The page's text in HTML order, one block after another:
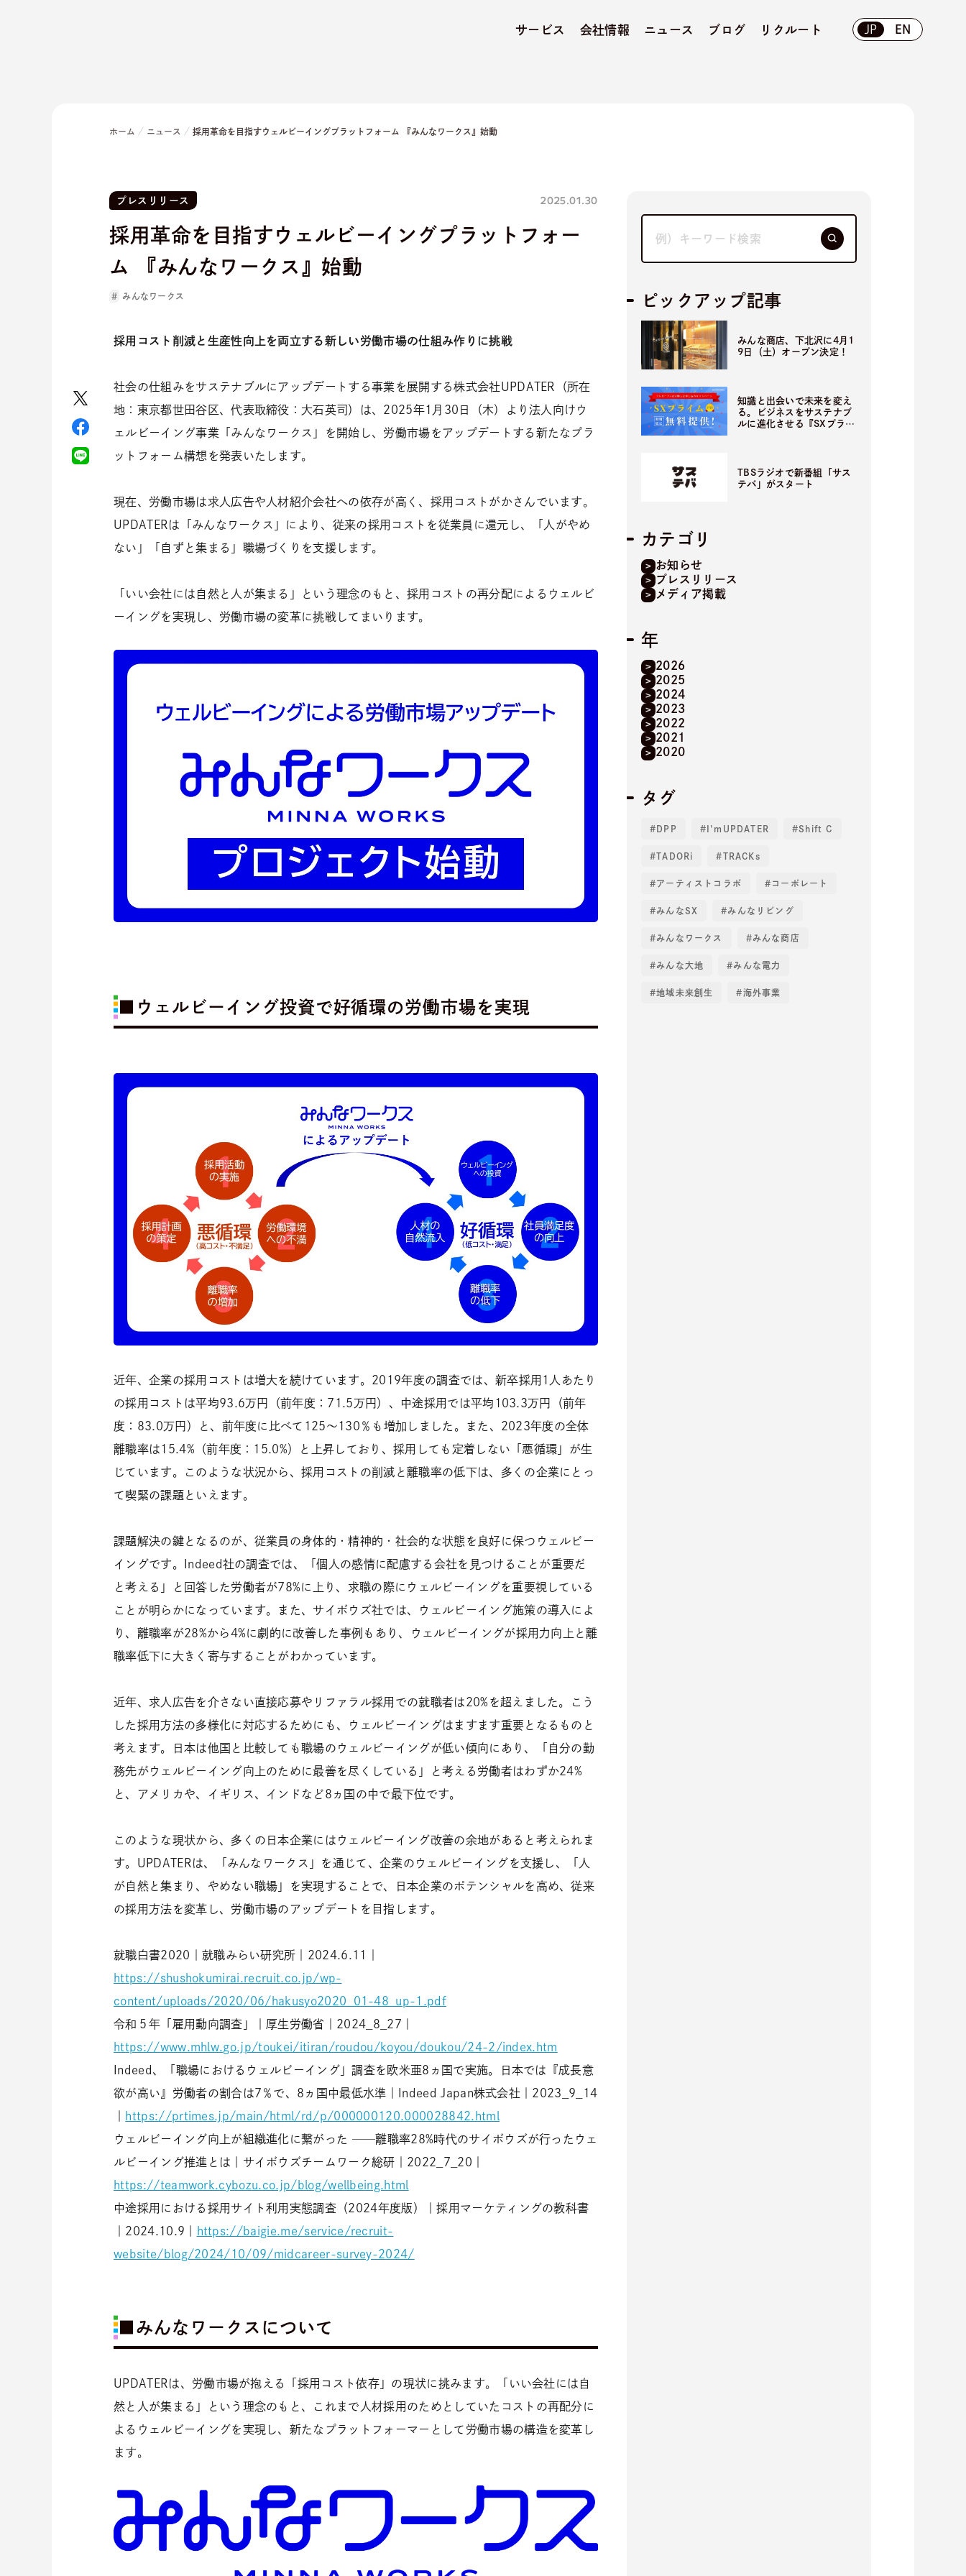
サービス 会社情報 ニュース ブログ リクルート JP EN
ホーム ニュース 採用革命を目指すウェルビーイングプラットフォーム 『みんなワークス』始動
プレスリリース 2025.01.30
採用革命を目指すウェルビーイングプラットフォー
ム 『みんなワークス』始動
みんなワークス
採用コスト削減と生産性向上を両立する新しい労働市場の仕組み作りに挑戦
社会の仕組みをサステナブルにアップデートする事業を展開する株式会社UPDATER（所在
地：東京都世田谷区、代表取締役：大石英司）は、2025年1月30日（木）より法人向けウ
ェルビーイング事業「みんなワークス」を開始し、労働市場をアップデートする新たなプラ
ットフォーム構想を発表いたします。
現在、労働市場は求人広告や人材紹介会社への依存が高く、採用コストがかさんでいます。
UPDATERは「みんなワークス」により、従来の採用コストを従業員に還元し、「人がやめ
ない」「自ずと集まる」職場づくりを支援します。
「いい会社には自然と人が集まる」という理念のもと、採用コストの再分配によるウェルビ
ーイングを実現し、労働市場の変革に挑戦してまいります。
■ウェルビーイング投資で好循環の労働市場を実現
近年、企業の採用コストは増大を続けています。2019年度の調査では、新卒採用1人あたり
の採用コストは平均93.6万円（前年度：71.5万円）、中途採用では平均103.3万円（前年
度：83.0万円）と、前年度に比べて125～130％も増加しました。また、2023年度の全体
離職率は15.4%（前年度：15.0%）と上昇しており、採用しても定着しない「悪循環」が生
じています。このような状況から、採用コストの削減と離職率の低下は、多くの企業にとっ
て喫緊の課題といえます。
課題解決の鍵となるのが、従業員の身体的・精神的・社会的な状態を良好に保つウェルビー
イングです。Indeed社の調査では、「個人の感情に配慮する会社を見つけることが重要だ
と考える」と回答した労働者が78%に上り、求職の際にウェルビーイングを重要視している
ことが明らかになっています。また、サイボウズ社では、ウェルビーイング施策の導入によ
り、離職率が28%から4%に劇的に改善した事例もあり、ウェルビーイングが採用力向上と離
職率低下に大きく寄与することがわかっています。
近年、求人広告を介さない直接応募やリファラル採用での就職者は20%を超えました。こう
した採用方法の多様化に対応するためにも、ウェルビーイングはますます重要となるものと
考えます。日本は他国と比較しても職場のウェルビーイングが低い傾向にあり、「自分の勤
務先がウェルビーイング向上のために最善を尽くしている」と考える労働者はわずか24%
と、アメリカや、イギリス、インドなど8ヵ国の中で最下位です。
このような現状から、多くの日本企業にはウェルビーイング改善の余地があると考えられま
す。UPDATERは、「みんなワークス」を通じて、企業のウェルビーイングを支援し、「人
が自然と集まり、やめない職場」を実現することで、日本企業のポテンシャルを高め、従来
の採用方法を変革し、労働市場のアップデートを目指します。
就職白書2020｜就職みらい研究所｜2024.6.11｜
https://shushokumirai.recruit.co.jp/wp-
content/uploads/2020/06/hakusyo2020_01-48_up-1.pdf
令和５年「雇用動向調査」｜厚生労働省｜2024_8_27｜
https://www.mhlw.go.jp/toukei/itiran/roudou/koyou/doukou/24-2/index.htm
Indeed、「職場におけるウェルビーイング」調査を欧米亜8ヵ国で実施。日本では『成長意
欲が高い』労働者の割合は7％で、8ヵ国中最低水準｜Indeed Japan株式会社｜2023_9_14
https://prtimes.jp/main/html/rd/p/000000120.000028842.html
ウェルビーイング向上が組織進化に繋がった ──離職率28%時代のサイボウズが行ったウェ
ルビーイング推進とは｜サイボウズチームワーク総研｜2022_7_20｜
https://teamwork.cybozu.co.jp/blog/wellbeing.html
中途採用における採用サイト利用実態調査（2024年度版）｜採用マーケティングの教科書
｜2024.10.9｜
https://baigie.me/service/recruit-
website/blog/2024/10/09/midcareer-survey-2024/
■みんなワークスについて
UPDATERは、労働市場が抱える「採用コスト依存」の現状に挑みます。「いい会社には自
然と人が集まる」という理念のもと、これまで人材採用のためとしていたコストの再配分に
よるウェルビーイングを実現し、新たなプラットフォーマーとして労働市場の構造を変革し
ます。
ピックアップ記事
みんな商店、下北沢に4月1
9日（土）オープン決定！
知識と出会いで未来を変え
る。ビジネスをサステナブ
ルに進化させる『SXプライ
TBSラジオで新番組「サス
テバ」がスタート
カテゴリ
お知らせ
プレスリリース
メディア掲載
年
2026
2025
2024
2023
2022
2021
2020
タグ
DPP I'mUPDATER Shift C
TADORi TRACKs
アーティストコラボ コーポレート
みんなSX みんなリビング
みんなワークス みんな商店
みんな大地 みんな電力
地域未来創生 海外事業